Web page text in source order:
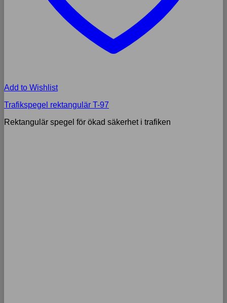
Add to Wishlist
Trafikspegel rektangulär T-97
Rektangulär spegel för ökad säkerhet i trafiken